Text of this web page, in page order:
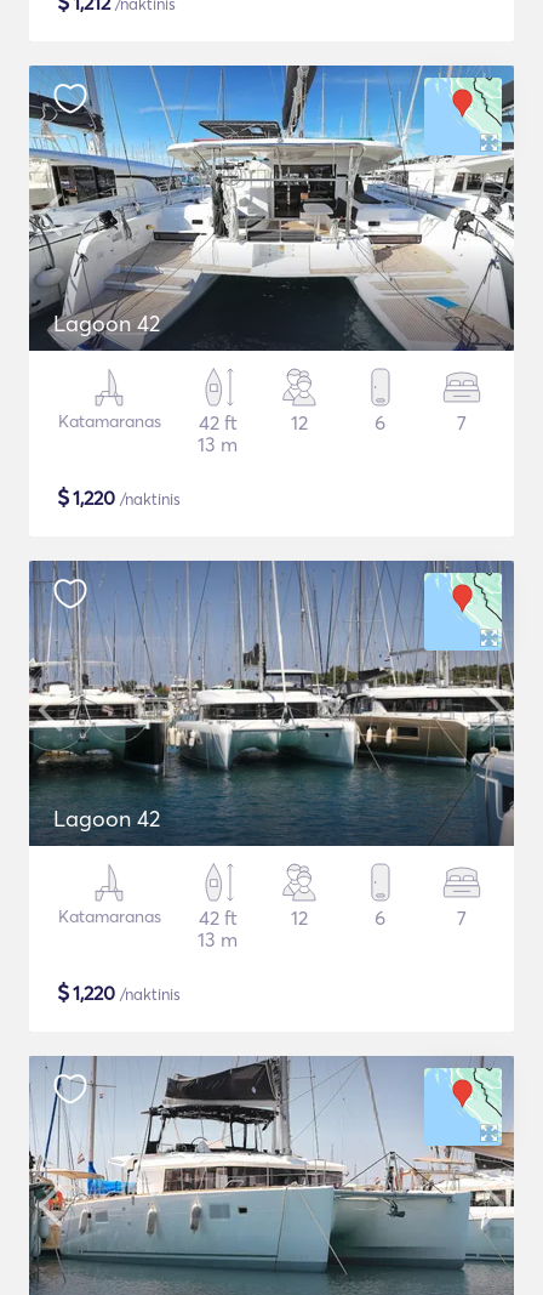
Lagoon 42
Katamaranas
42 ft
13 m
12 6 7
$1,220 /naktinis
Lagoon 42
Katamaranas
42 ft
13 m
12 6 7
$1,220 /naktinis